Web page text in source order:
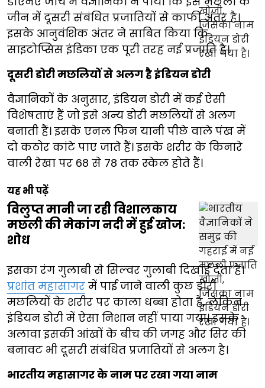
जीन में दूसरी संबंधित प्रजातियों से काफी अंतर है।
इसके आनुवंशिक अंतर ने साबित किया कि
साइटोप्सिस इंडिका एक पूरी तरह नई प्रजाति है।
दूसरी डोरी मछलियों से अलग है इंडियन डोरी
वैज्ञानिकों के अनुसार, इंडियन डोरी में कई ऐसी
विशेषताएं हैं जो इसे अन्य डोरी मछलियों से अलग
बनाती हैं। इसके एनल फिन यानी पीछे वाले पंख में
दो कठोर कांटे पाए जाते हैं। इसके शरीर के किनारे
वाली रेखा पर 68 से 78 तक स्केल होते हैं।
यह भी पढ़ें
विलुप्त मानी जा रही विशालकाय
मछली की मेकांग नदी में हुई खोज:
शोध
इसका रंग गुलाबी से सिल्वर गुलाबी दिखाई देता है।
प्रशांत महासागर में पाई जाने वाली कुछ डोरी
मछलियों के शरीर पर काला धब्बा होता है, लेकिन
इंडियन डोरी में ऐसा निशान नहीं पाया गया। इसके
अलावा इसकी आंखों के बीच की जगह और सिर की
बनावट भी दूसरी संबंधित प्रजातियों से अलग है।
भारतीय महासागर के नाम पर रखा गया नाम